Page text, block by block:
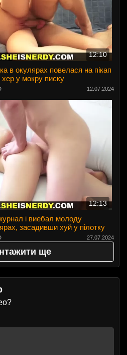
12:10
в окулярах повелася на пікап
у мокру писку
12.07.2024
12:13
і виебал молоду
засадивши хуй у пілотку
27.07.2024
ще